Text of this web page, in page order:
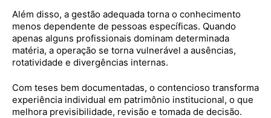
Além disso, a gestão adequada torna o conhecimento
menos dependente de pessoas específicas. Quando
apenas alguns profissionais dominam determinada
matéria, a operação se torna vulnerável a ausências,
rotatividade e divergências internas.
Com teses bem documentadas, o contencioso transforma
experiência individual em patrimônio institucional, o que
melhora previsibilidade, revisão e tomada de decisão.